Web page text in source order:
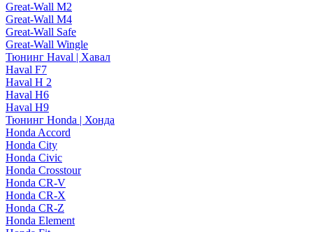
Great-Wall M2
Great-Wall M4
Great-Wall Safe
Great-Wall Wingle
Тюнинг Haval | Хавал
Haval F7
Haval H 2
Haval H6
Haval H9
Тюнинг Honda | Хонда
Honda Accord
Honda City
Honda Civic
Honda Crosstour
Honda CR-V
Honda CR-X
Honda CR-Z
Honda Element